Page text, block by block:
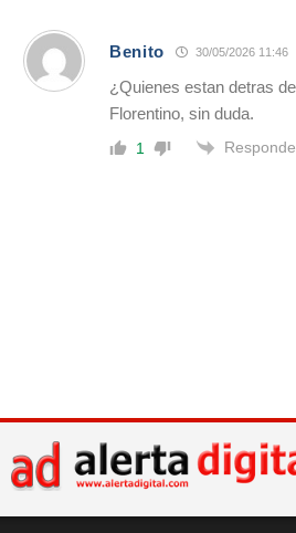
Benito 30/05/2026 11:46
¿Quienes estan detras
Florentino, sin duda.
1